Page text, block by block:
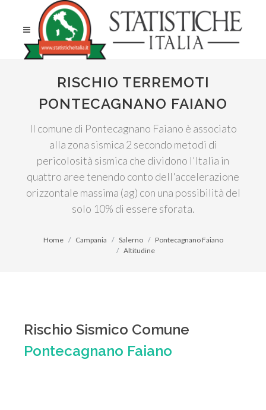
RISCHIO TERREMOTI
PONTECAGNANO FAIANO
Il comune di Pontecagnano Faiano è associato
alla zona sismica 2 secondo metodi di
pericolosità sismica che dividono l'Italia in
quattro aree tenendo conto dell'accelerazione
orizzontale massima (ag) con una possibilità del
solo 10% di essere sforata.
Home Campania Salerno
Pontecagnano Faiano
Altitudine
Rischio Sismico Comune
Pontecagnano Faiano